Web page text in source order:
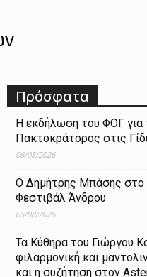
Πρόσφατα
Η εκδήλωση του ΦΟΓ για
Πακτοκράτορος στις
06/08/2026
Ο Δημήτρης Μπάσης στο
Φεστιβάλ Άνδρου
05/08/2026
Τα Κύθηρα του Γιώργου
φιλαρμονική και
και η συζήτηση στον